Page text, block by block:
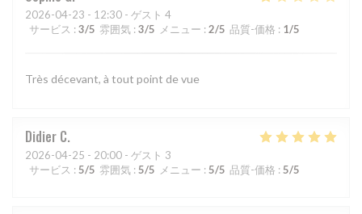
2026-04-23 - 12:30 - ゲスト 4
サービス : 3/5 雰囲気 : 3/5 メニュー : 2/5 品質-価格 : 1/5
Très décevant, à tout point de vue
Didier C
2026-04-25 - 20:00 - ゲスト 3
サービス : 5/5 雰囲気 : 5/5 メニュー : 5/5 品質-価格 : 5/5